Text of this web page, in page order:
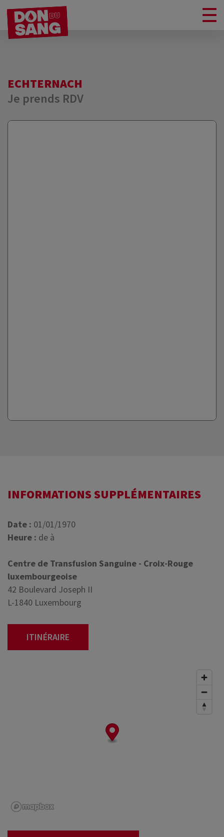
ECHTERNACH
Je prends RDV
INFORMATIONS SUPPLÉMENTAIRES
Date : 01/01/1970
Heure : de à
Centre de Transfusion Sanguine - Croix-Rouge
luxembourgeoise
42 Boulevard Joseph II
L-1840 Luxembourg
ITINÉRAIRE